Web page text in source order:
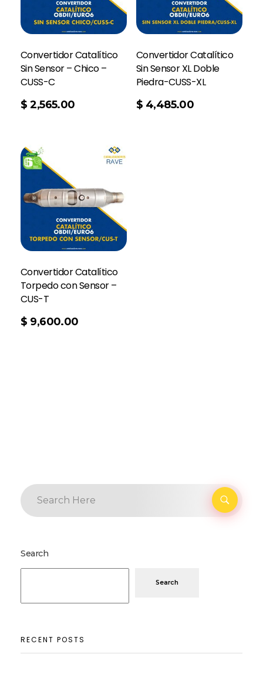
Convertidor Catalítico
Sin Sensor – Chico –
CUSS-C
$ 2,565.00
Convertidor Catalítico
Sin Sensor XL Doble
Piedra-CUSS-XL
$ 4,485.00
Add To Cart
Convertidor Catalítico
Torpedo con Sensor –
CUS-T
$ 9,600.00
Search
Search
RECENT POSTS